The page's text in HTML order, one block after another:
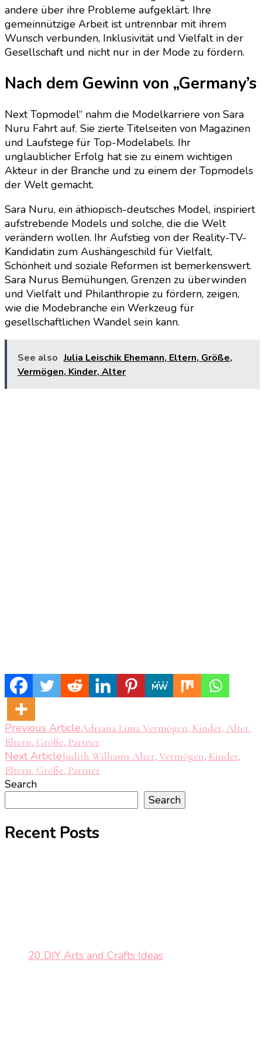
andere über ihre Probleme aufgeklärt. Ihre
gemeinnützige Arbeit ist untrennbar mit ihrem
Wunsch verbunden, Inklusivität und Vielfalt in der
Gesellschaft und nicht nur in der Mode zu fördern.
Nach dem Gewinn von „Germany’s
Next Topmodel“ nahm die Modelkarriere von Sara
Nuru Fahrt auf. Sie zierte Titelseiten von Magazinen
und Laufstege für Top-Modelabels. Ihr
unglaublicher Erfolg hat sie zu einem wichtigen
Akteur in der Branche und zu einem der Topmodels
der Welt gemacht.
Sara Nuru, ein äthiopisch-deutsches Model, inspiriert
aufstrebende Models und solche, die die Welt
verändern wollen. Ihr Aufstieg von der Reality-TV-
Kandidatin zum Aushängeschild für Vielfalt,
Schönheit und soziale Reformen ist bemerkenswert.
Sara Nurus Bemühungen, Grenzen zu überwinden
und Vielfalt und Philanthropie zu fördern, zeigen,
wie die Modebranche ein Werkzeug für
gesellschaftlichen Wandel sein kann.
See also Julia Leischik Ehemann, Eltern, Größe,
Vermögen, Kinder, Alter
Post
Navigation
Previous ArticleAdriana Lima Vermögen, Kinder, Alter,
Eltern, Größe, Partner
Next ArticleJudith Williams Alter, Vermögen, Kinder,
Eltern, Größe, Partner
Search
Search
Recent Posts
20 DIY Arts and Crafts Ideas